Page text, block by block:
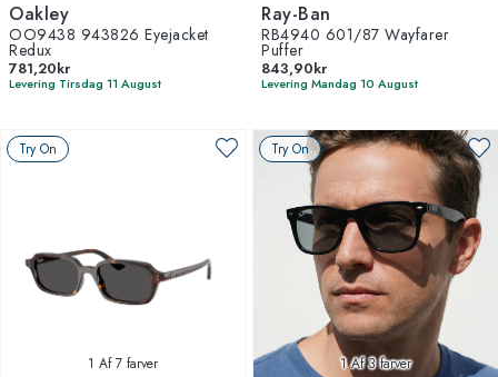
Oakley
OO9438 943826 Eyejacket
Redux
781,20kr
Levering Tirsdag 11 August
Ray-Ban
RB4940 601/87 Wayfarer
Puffer
843,90kr
Levering Mandag 10 August
Try On
1 Af 7 farver
Try On
1Af 3 farver